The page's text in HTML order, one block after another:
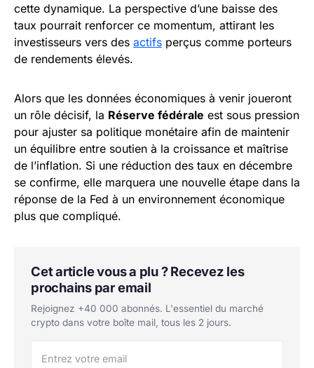
cette dynamique. La perspective d’une baisse des
taux pourrait renforcer ce momentum, attirant les
investisseurs vers des actifs perçus comme porteurs
de rendements élevés.
Alors que les données économiques à venir joueront
un rôle décisif, la Réserve fédérale est sous pression
pour ajuster sa politique monétaire afin de maintenir
un équilibre entre soutien à la croissance et maîtrise
de l’inflation. Si une réduction des taux en décembre
se confirme, elle marquera une nouvelle étape dans la
réponse de la Fed à un environnement économique
plus que compliqué.
Cet article vous a plu ? Recevez les
prochains par email
Rejoignez +40 000 abonnés. L'essentiel du marché
crypto dans votre boîte mail, tous les 2 jours.